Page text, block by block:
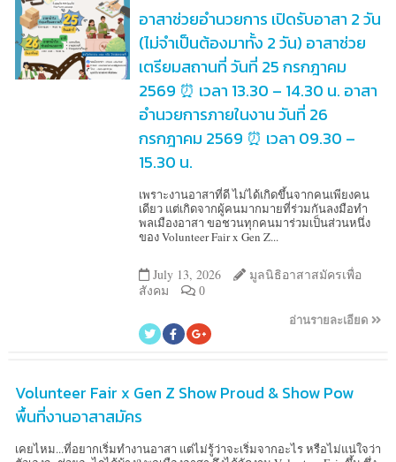
อาสาช่วยอำนวยการ เปิดรับอาสา 2 วัน
(ไม่จำเป็นต้องมาทั้ง 2 วัน) อาสาช่วย
เตรียมสถานที่ วันที่ 25 กรกฎาคม
2569 ⏰ เวลา 13.30 – 14.30 น. อาสา
อำนวยการภายในงาน วันที่ 26
กรกฎาคม 2569 ⏰ เวลา 09.30 –
15.30 น.
เพราะงานอาสาที่ดี ไม่ได้เกิดขึ้นจากคนเพียงคน
เดียว แต่เกิดจากผู้คนมากมายที่ร่วมกันลงมือทำ
พลเมืองอาสา ขอชวนทุกคนมาร่วมเป็นส่วนหนึ่ง
ของ Volunteer Fair x Gen Z...
July 13, 2026
มูลนิธิอาสาสมัครเพื่อ
สังคม
0
อ่านรายละเอียด
Volunteer Fair x Gen Z Show Proud & Show Pow
พื้นที่งานอาสาสมัคร
เคยไหม...ที่อยากเริ่มทำงานอาสา แต่ไม่รู้ว่าจะเริ่มจากอะไร หรือไม่แน่ใจว่า